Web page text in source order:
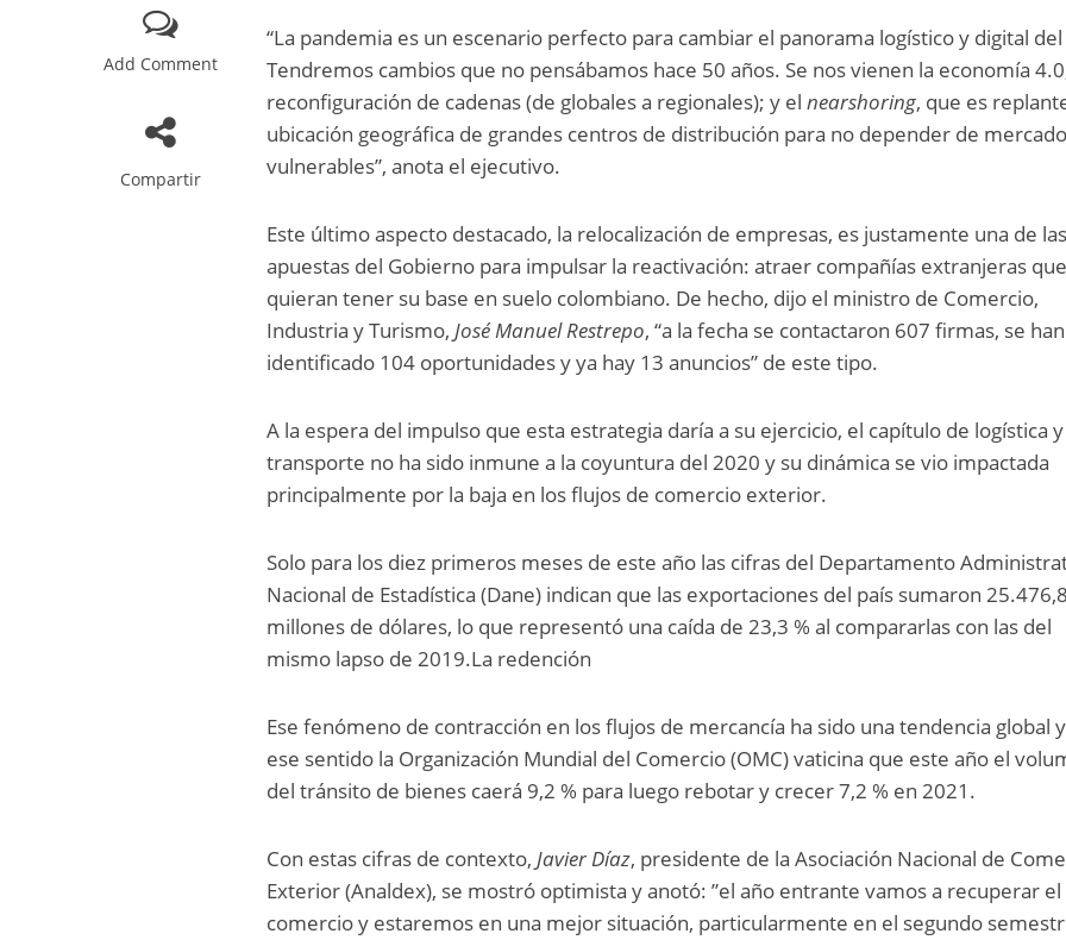
Add Comment
Compartir
“La pandemia es un escenario perfecto para cambiar el panorama logístico y digital del
Tendremos cambios que no pensábamos hace 50 años. Se nos vienen la economía
reconfiguración de cadenas (de globales a regionales); y elnearshoring, que es
ubicación geográfica de grandes centros de distribución para no depender de
vulnerables”, anota el ejecutivo.
Este último aspecto destacado, la relocalización de empresas, es justamente una de las
apuestas del Gobierno para impulsar la reactivación: atraer compañías extranjeras que
quieran tener su base en suelo colombiano. De hecho, dijo el ministro de Comercio,
Industria y Turismo,José Manuel Restrepo, “a la fecha se contactaron 607 firmas, se han
identificado 104 oportunidades y ya hay 13 anuncios” de este tipo.
A la espera del impulso que esta estrategia daría a su ejercicio, el capítulo de logística y
transporte no ha sido inmune a la coyuntura del 2020 y su dinámica se vio impactada
principalmente por la baja en los flujos de comercio exterior.
Solo para los diez primeros meses de este año las cifras del Departamento
Nacional de Estadística (Dane) indican que las exportaciones del país sumaron 25.476,8
millones de dólares, lo que representó una caída de 23,3 % al compararlas con las del
mismo lapso de 2019.La redención
Ese fenómeno de contracción en los flujos de mercancía ha sido una tendencia global
ese sentido la Organización Mundial del Comercio (OMC) vaticina que este año el
del tránsito de bienes caerá 9,2 % para luego rebotar y crecer 7,2 % en 2021.
Con estas cifras de contexto, Javier Díaz, presidente de la Asociación Nacional de
Exterior (Analdex), se mostró optimista y anotó: ”el año entrante vamos a recuperar el
comercio y estaremos en una mejor situación, particularmente en el segundo